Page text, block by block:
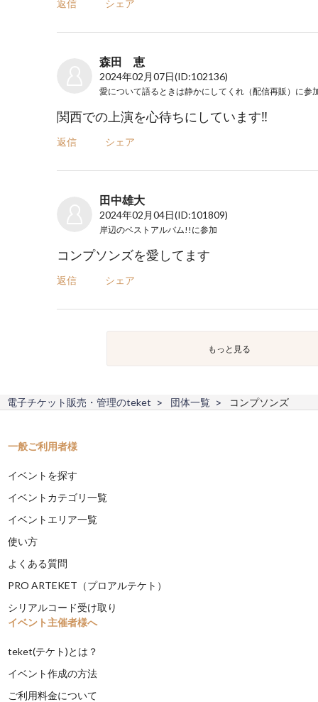
返信 シェア
森田 恵
2024年02月07日(ID:102136)
愛について語るときは静かにしてくれ（配信再販） に参
関西での上演を心待ちにしています‼️
返信 シェア
田中雄大
2024年02月04日(ID:101809)
岸辺のベストアルバム!! に参加
コンプソンズを愛してます
返信 シェア
もっと見る
電子チケット販売・管理のteket 団体一覧 コンプソンズ
一般ご利用者様
イベントを探す
イベントカテゴリ一覧
イベントエリア一覧
使い方
よくある質問
PRO ARTEKET（プロアルテケト）
シリアルコード受け取り
イベント主催者様へ
teket(テケト)とは？
イベント作成の方法
ご利用料金について